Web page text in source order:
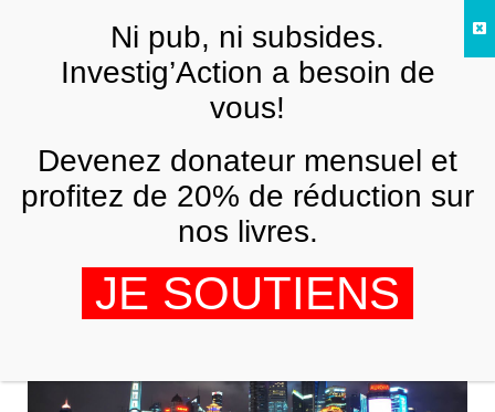
Les données du développement
économique chinois depuis 2012
1 NOVEMBRE 2017
ANALYSES ET TÉMOIGNAGES
FRNi pub, ni subsides.
Investig’Action a besoin de
vous!
Devenez donateur mensuel et
profitez de 20% de réduction sur
nos livres.
JE SOUTIENS